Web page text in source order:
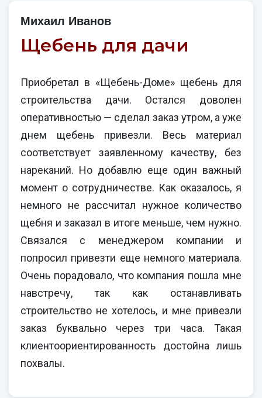
Михаил Иванов
Щебень для дачи
Приобретал в «Щебень-Доме» щебень для
строительства дачи. Остался доволен
оперативностью — сделал заказ утром, а уже
днем щебень привезли. Весь материал
соответствует заявленному качеству, без
нареканий. Но добавлю еще один важный
момент о сотрудничестве. Как оказалось, я
немного не рассчитал нужное количество
щебня и заказал в итоге меньше, чем нужно.
Связался с менеджером компании и
попросил привезти еще немного материала.
Очень порадовало, что компания пошла мне
навстречу, так как останавливать
строительство не хотелось, и мне привезли
заказ буквально через три часа. Такая
клиентоориентированность достойна лишь
похвалы.